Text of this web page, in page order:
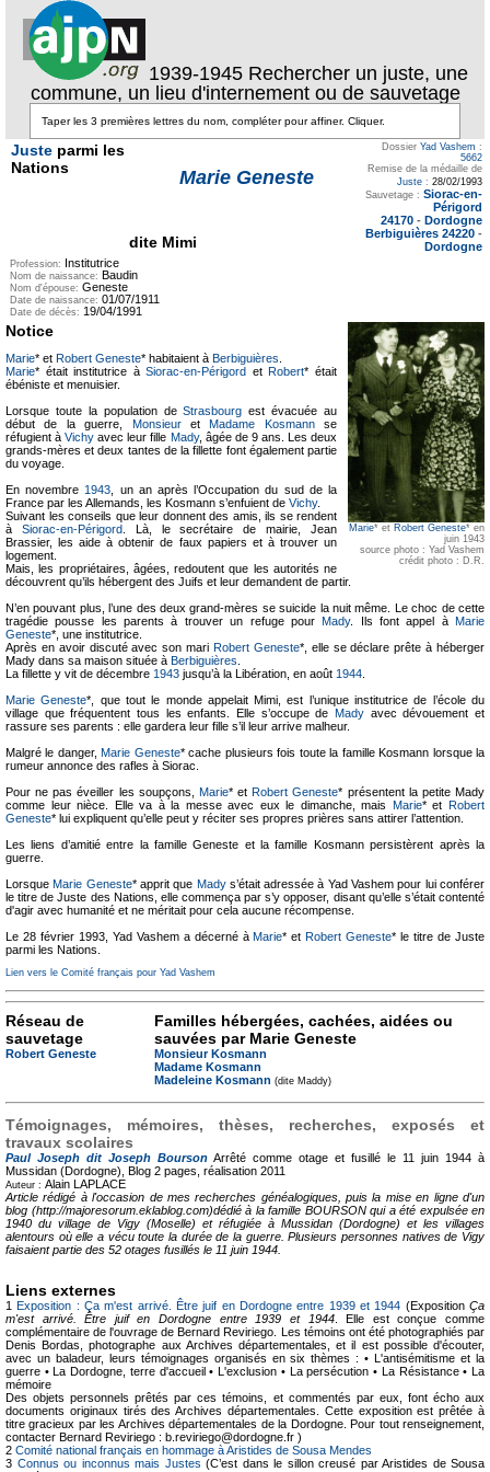
1939-1945 Rechercher un juste, une
commune, un lieu d'internement ou de sauvetage
Juste parmi les
Nations
Marie Geneste
dite Mimi
Dossier Yad Vashem :
5662
Remise de la médaille de
Juste : 28/02/1993
Sauvetage : Siorac-en-
Périgord
24170 - Dordogne
Berbiguières 24220 -
Dordogne
Profession: Institutrice
Nom de naissance: Baudin
Nom d'épouse: Geneste
Date de naissance: 01/07/1911
Date de décès: 19/04/1991
Marie* et Robert Geneste* en
juin 1943
source photo : Yad Vashem
crédit photo : D.R.
Notice
Marie* et Robert Geneste* habitaient à Berbiguières
Marie* était institutrice àSiorac-en-Périgord etRobert* était
ébéniste et menuisier.
Lorsque toute la population deStrasbourg est évacuée au
début de la guerre, MonsieuretMadame Kosmannse
réfugient àVichy avec leur fille Mady, âgée de 9 ans. Les deux
grands-mères et deux tantes de la fillette font également partie
du voyage.
En novembre 1943 , un an après l’Occupation du sud de la
France par les Allemands, les Kosmann s’enfuient de Vichy.
Suivant les conseils que leur donnent des amis, ils se rendent
à Siorac-en-Périgord. Là, le secrétaire de mairie, Jean
Brassier, les aide à obtenir de faux papiers et à trouver un
logement.
Mais, les propriétaires, âgées, redoutent que les autorités ne
découvrent qu’ils hébergent des Juifs et leur demandent de partir.
N’en pouvant plus, l’une des deux grand-mères se suicide la nuit même. Le choc de cette
tragédie pousse les parents à trouver un refuge pourMady. Ils font appel àMarie
Geneste*, une institutrice.
Après en avoir discuté avec son mari Robert Geneste*, elle se déclare prête à héberger
Mady dans sa maison située à Berbiguières
La fillette y vit de décembre 1943 jusqu’à la Libération, en août 1944
Marie Geneste*, que tout le monde appelait Mimi, est l’unique institutrice de l’école du
village que fréquentent tous les enfants. Elle s’occupe de Mady avec dévouement et
rassure ses parents : elle gardera leur fille s’il leur arrive malheur.
Malgré le danger,Marie Geneste* cache plusieurs fois toute la famille Kosmann lorsque la
rumeur annonce des rafles à Siorac.
Pour ne pas éveiller les soupçons, Marie* etRobert Geneste* présentent la petite Mady
comme leur nièce. Elle va à la messe avec eux le dimanche, mais Marie* etRobert
Geneste* lui expliquent qu’elle peut y réciter ses propres prières sans attirer l’attention.
Les liens d’amitié entre la famille Geneste et la famille Kosmann persistèrent après la
guerre.
LorsqueMarie Geneste* apprit que Madys’était adressée à Yad Vashem pour lui conférer
le titre de Juste des Nations, elle commença par s’y opposer, disant qu’elle s’était contenté
d'agir avec humanité et ne méritait pour cela aucune récompense.
Le 28 février 1993, Yad Vashem a décerné àMarie* etRobert Geneste* le titre de Juste
parmi les Nations.
Lien vers le Comité français pour Yad Vashem
Réseau de
sauvetage
Robert Geneste
Familles hébergées, cachées, aidées ou
sauvées par Marie Geneste
Monsieur Kosmann
Madame Kosmann
Madeleine Kosmann (dite Maddy)
Témoignages, mémoires, thèses, recherches, exposés et
travaux scolaires
Paul Joseph dit Joseph Bourson Arrêté comme otage et fusillé le 11 juin 1944 à
Mussidan (Dordogne), Blog 2 pages, réalisation 2011
Auteur : Alain LAPLACE
Article rédigé à l'occasion de mes recherches généalogiques, puis la mise en ligne d'un
blog (http://majoresorum.eklablog.com)dédié à la famille BOURSON qui a été expulsée en
1940 du village de Vigy (Moselle) et réfugiée à Mussidan (Dordogne) et les villages
alentours où elle a vécu toute la durée de la guerre. Plusieurs personnes natives de Vigy
faisaient partie des 52 otages fusillés le 11 juin 1944.
Liens externes
1Exposition : Ça m'est arrivé. Être juif en Dordogne entre 1939 et 1944 (ExpositionÇa
m'est arrivé. Être juif en Dordogne entre 1939 et 1944. Elle est conçue comme
complémentaire de l'ouvrage de Bernard Reviriego. Les témoins ont été photographiés par
Denis Bordas, photographe aux Archives départementales, et il est possible d'écouter,
avec un baladeur, leurs témoignages organisés en six thèmes : • L'antisémitisme et la
guerre • La Dordogne, terre d'accueil • L'exclusion • La persécution • La Résistance • La
mémoire
Des objets personnels prêtés par ces témoins, et commentés par eux, font écho aux
documents originaux tirés des Archives départementales. Cette exposition est prêtée à
titre gracieux par les Archives départementales de la Dordogne. Pour tout renseignement,
contacter Bernard Reviriego : b.reviriego@dordogne.fr )
2 Comité national français en hommage à Aristides de Sousa Mendes
3 Connus ou inconnus mais Justes (C’est dans le sillon creusé par Aristides de Sousa